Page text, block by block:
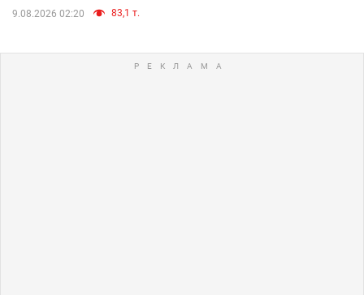
9.08.2026 02:20 83,1 т.